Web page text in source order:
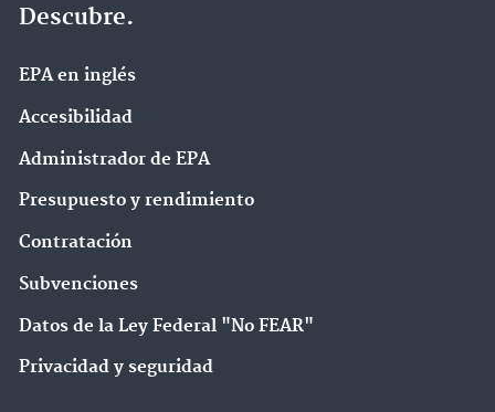
Descubre.
EPA en ingl‌és
Accesibilidad
Administrador de EPA
Presupuesto y rendimiento
Contratación
Subvenciones
Datos de la Ley Federal "No FEAR"
Privacidad y seguridad